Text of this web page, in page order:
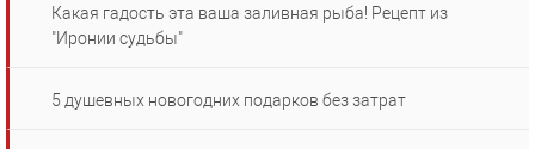
Какая гадость эта ваша заливная рыба! Рецепт из
"Иронии судьбы"
5 душевных новогодних подарков без затрат